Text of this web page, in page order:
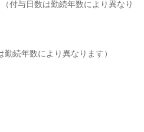
付与日数は勤続年数により異なり
続年数により異なります）